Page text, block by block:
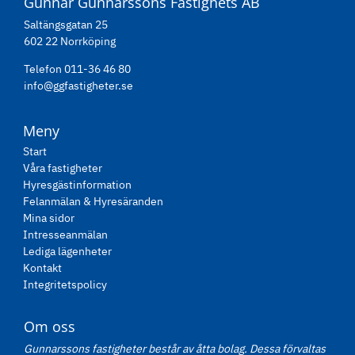
Saltängsgatan 25
602 22 Norrköping
Telefon 011-36 46 80
info@ggfastigheter.se
Meny
Start
Våra fastigheter
Hyresgästinformation
Felanmälan & Hyresäranden
Mina sidor
Intresseanmälan
Lediga lägenheter
Kontakt
Integritetspolicy
Om oss
Gunnarssons fastigheter består av åtta bolag. Dessa förvaltas